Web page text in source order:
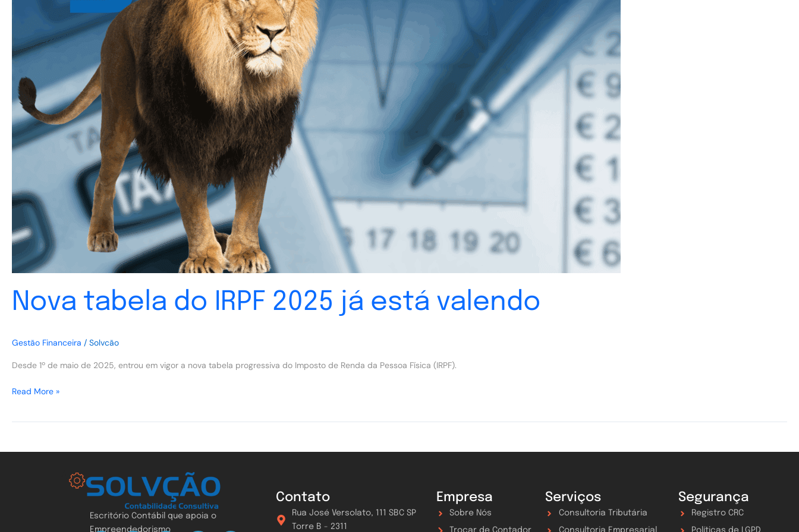
Nova tabela do IRPF 2025 já está valendo
Gestão Financeira / Solvcão
Desde 1º de maio de 2025, entrou em vigor a nova tabela progressiva do Imposto de Renda da Pessoa Física (IRPF).
Read More »
Escritório Contábil que apoia o
Empreendedorismo
Contato
Rua José Versolato, 111 SBC SP
Torre B - 2311
Empresa
Sobre Nós
Serviços
Consultoria Tributária
Segurança
Registro CRC